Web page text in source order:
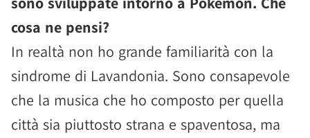
cosa ne pensi?
In realtà non ho grande familiarità con la
sindrome di Lavandonia. Sono consapevole
che la musica che ho composto per quella
città sia piuttosto strana e spaventosa, ma